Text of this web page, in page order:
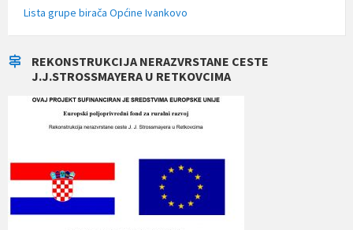
Lista grupe birača Općine Ivankovo
REKONSTRUKCIJA NERAZVRSTANE CESTE
J.J.STROSSMAYERA U RETKOVCIMA